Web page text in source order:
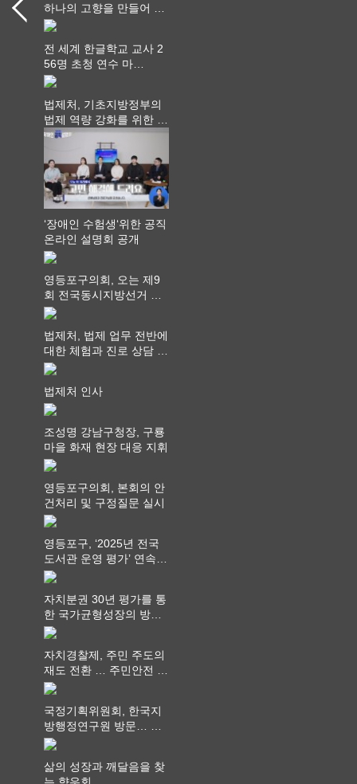
하나의 고향을 만들어 가
다
전 세계 한글학교 교사 2
56명 초청 연수 마
쳐...“수업은 더 깊게, 교
법제처, 기초지방정부의
법제 역량 강화를 위한 전
라권 현장설명회 개최
‘장애인 수험생‘위한 공직
온라인 설명회 공개
영등포구의회, 오는 제9
회 전국동시지방선거 ‧
"공직사회는 어느 때보다
를 지켜야 할 것"
법제처, 법제 업무 전반에
대한 체험과 진로 상담 기
회 제공
법제처 인사
조성명 강남구청장, 구룡
마을 화재 현장 대응 지휘
영등포구의회, 본회의 안
건처리 및 구정질문 실시
영등포구, ‘2025년 전국
도서관 운영 평가’ 연속
최고 영예 장관상에서 ‘대
자치분권 30년 평가를 통
한 국가균형성장의 방향
과 과제 논의
자치경찰제, 주민 주도의
재도 전환 … 주민안전 치
안서비스가 최우선 되어
국정기획위원회, 한국지
방행정연구원 방문… 국
가균형성장 논의
삶의 성장과 깨달음을 찾